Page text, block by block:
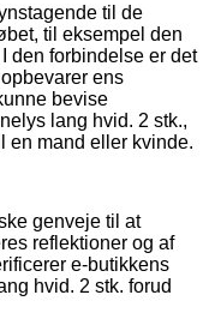
til de
til eksempel den
den forbindelse er det
ens
bevise
lang hvid. 2 stk.,
en mand eller kvinde.
genveje til at
reflektioner og af
e-butikkens
hvid. 2 stk. forud